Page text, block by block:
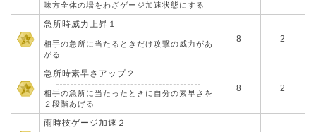
味方全体の場をわざゲージ加速状態にする
急所時威力上昇１
相手の急所に当たるときだけ攻撃の威力があ
がる
8 2
急所時素早さアップ２
相手の急所に当たったときに自分の素早さを
２段階あげる
8 2
雨時技ゲージ加速２